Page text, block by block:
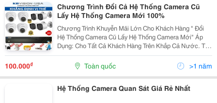
Chương Trình Đổi Cả Hệ Thống Camera Cũ
Lấy Hệ Thống Camera Mới 100%
Chương Trình Khuyễn Mãi Lớn Cho Khách Hàng " Đổi
Hệ Thống Camera Cũ Lấy Hệ Thống Camera Mới" Áp
Dụng: Cho Tất Cả Khách Hàng Trên Khắp Cả Nước. Thể
Lệ Áp Dụng: Chi Phí Đổi Mới Tính Theo Đơn Vị Sản
Phẩm: 1 Sp Đổi Mới Phí 500.000Đ - 890.000Đ ...
100.000₫ Toàn quốc >1 năm
Hệ Thống Camera Quan Sát Giá Rẻ Nhất